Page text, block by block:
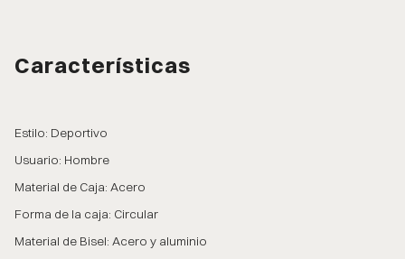
Características
Estilo: Deportivo
Usuario: Hombre
Material de Caja: Acero
Forma de la caja: Circular
Material de Bisel: Acero y aluminio